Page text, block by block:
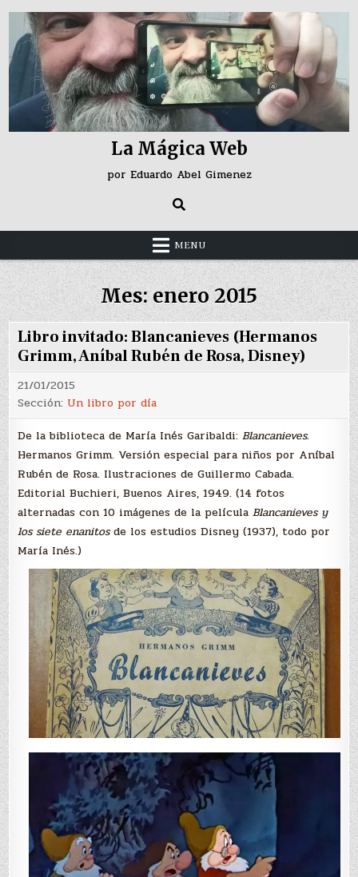
Skip
content
La Mágica Web
por Eduardo Abel Gimenez
MENU
Mes:enero 2015
Libro invitado: Blancanieves (Hermanos
Grimm, Aníbal Rubén de Rosa, Disney)
21/01/2015
Sección: Un libro por día
De la biblioteca de María Inés Garibaldi:Blancanieves.
Hermanos Grimm. Versión especial para niños por Aníbal
Rubén de Rosa. Ilustraciones de Guillermo Cabada.
Editorial Buchieri, Buenos Aires, 1949. (14 fotos
alternadas con 10 imágenes de la películaBlancanieves y
los siete enanitosde los estudios Disney (1937), todo por
María Inés.)